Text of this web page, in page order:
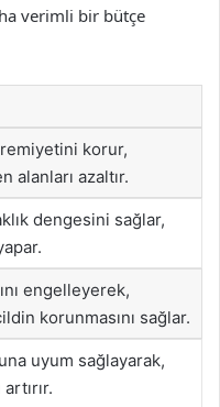
verimli bir bütçe
korur,
alanları azaltır.
dengesini sağlar,
engelleyerek,
korunmasını sağlar.
uyum sağlayarak,
artırır.